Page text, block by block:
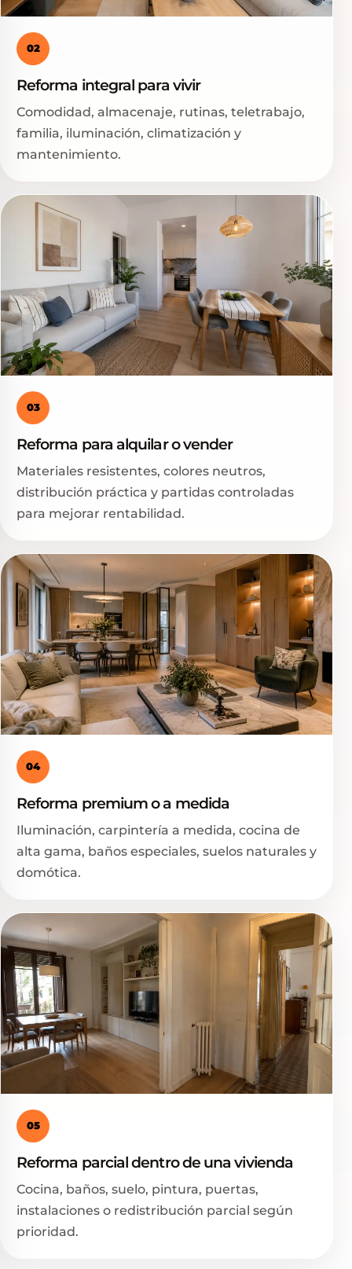
02
Reforma integral para vivir
Comodidad, almacenaje, rutinas, teletrabajo,
familia, iluminación, climatización y
mantenimiento.
03
Reforma para alquilar o vender
Materiales resistentes, colores neutros,
distribución práctica y partidas controladas
para mejorar rentabilidad.
04
Reforma premium o a medida
Iluminación, carpintería a medida, cocina de
alta gama, baños especiales, suelos naturales y
domótica.
05
Reforma parcial dentro de una vivienda
Cocina, baños, suelo, pintura, puertas,
instalaciones o redistribución parcial según
prioridad.